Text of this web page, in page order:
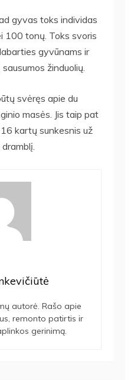
gyvas toks individas
100 tonų. Toks svoris
gyvūnams ir
žinduolių.
svėręs apie du
masės. Jis taip pat
kartų sunkesnis už
autorė. Rašo apie
remonto patirtis ir
gerinimą.